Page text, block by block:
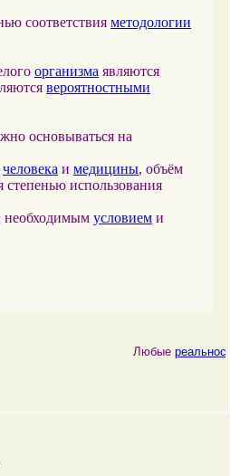
соответствия методологии
организма являются
вероятностными
основываться на
человека и медицины, объём
степенью использования
необходимым условием и
Любыереальности